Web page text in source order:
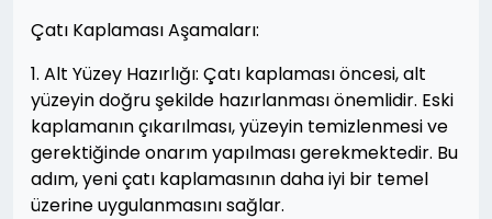
Çatı Kaplaması Aşamaları:
1. Alt Yüzey Hazırlığı: Çatı kaplaması öncesi, alt
yüzeyin doğru şekilde hazırlanması önemlidir. Eski
kaplamanın çıkarılması, yüzeyin temizlenmesi ve
gerektiğinde onarım yapılması gerekmektedir. Bu
adım, yeni çatı kaplamasının daha iyi bir temel
üzerine uygulanmasını sağlar.